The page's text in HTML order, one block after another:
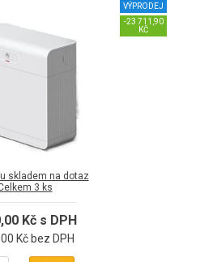
VÝPRODEJ
-23 711,90
KČ
skladem na dotaz
3 ks
Kč s DPH
Kč bez DPH